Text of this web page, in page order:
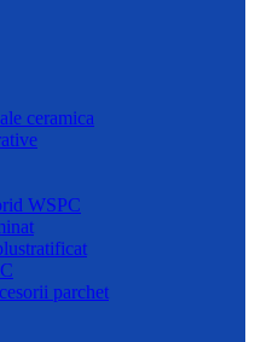
ceramica
WSPC
parchet